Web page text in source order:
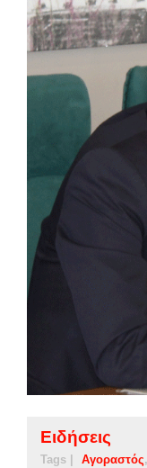
Ειδήσεις
Tags | Αγοραστός